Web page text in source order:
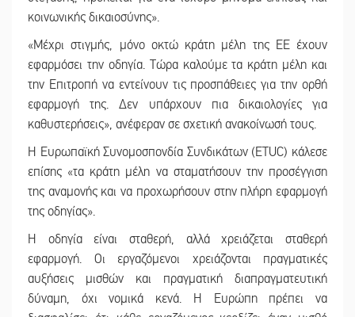
κοινωνικής δικαιοσύνης».
«Μέχρι στιγμής, μόνο οκτώ κράτη μέλη της ΕΕ έχουν
εφαρμόσει την οδηγία. Τώρα καλούμε τα κράτη μέλη και
την Επιτροπή να εντείνουν τις προσπάθειες για την ορθή
εφαρμογή της. Δεν υπάρχουν πια δικαιολογίες για
καθυστερήσεις», ανέφεραν σε σχετική ανακοίνωσή τους.
Η Ευρωπαϊκή Συνομοσπονδία Συνδικάτων (ETUC) κάλεσε
επίσης «τα κράτη μέλη να σταματήσουν την προσέγγιση
της αναμονής και να προχωρήσουν στην πλήρη εφαρμογή
της οδηγίας».
Η οδηγία είναι σταθερή, αλλά χρειάζεται σταθερή
εφαρμογή. Οι εργαζόμενοι χρειάζονται πραγματικές
αυξήσεις μισθών και πραγματική διαπραγματευτική
δύναμη, όχι νομικά κενά. Η Ευρώπη πρέπει να